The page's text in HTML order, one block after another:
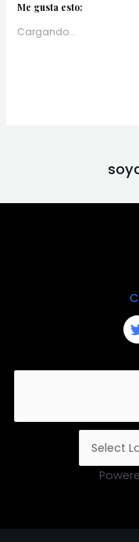
Me gusta esto:
Cargando...